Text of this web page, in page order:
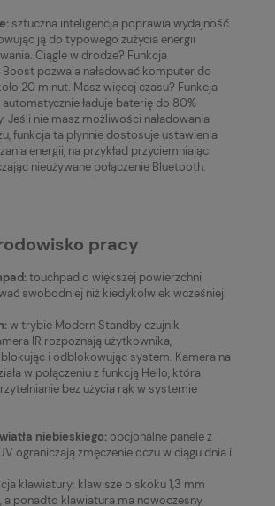
sztuczna inteligencja poprawia wydajność
ją do typowego zużycia energii
Ciągle w drodze? Funkcja
Boost pozwala naładować komputer do
20 minut. Masz więcej czasu? Funkcja
automatycznie ładuje baterię do 80%
Jeśli nie masz możliwości naładowania
funkcja ta płynnie dostosuje ustawienia
energii, na przykład przyciemniając
nieużywane połączenie Bluetooth.
pracy
touchpad o większej powierzchni
swobodniej niż kiedykolwiek wcześniej.
w trybie Modern Standby czujnik
IR rozpoznają użytkownika,
i odblokowując system. Kamera na
w połączeniu z funkcją Hello, która
bez użycia rąk w systemie
niebieskiego:opcjonalne panele z
ograniczają zmęczenie oczu w ciągu dnia i
klawiatury: klawisze o skoku 1,3 mm
a ponadto klawiatura ma nowoczesny